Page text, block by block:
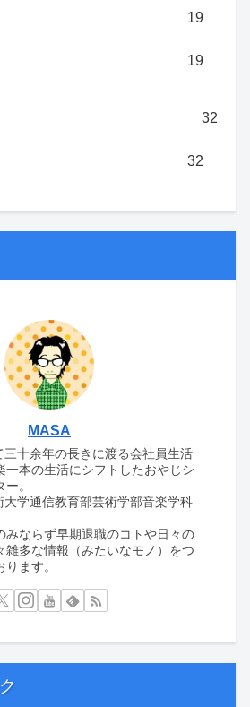
19
19
32
32
MASA
十余年の長きに渡る会社員生活
一本の生活にシフトしたおやじシ
。
学通信教育部芸術学部音楽学科
みならず早期退職のコトや日々の
雑多な情報（みたいなモノ）をつ
ます。